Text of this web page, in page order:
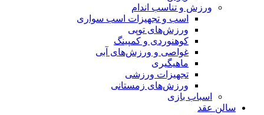
ورزش و تناسب اندام
اسب و تجهیزات اسب سواری
ورزش‌های توپی
کوهنوردی و کمپینگ
غواصی و ورزش‌های آبی
ماهیگیری
تجهیزات ورزشی
ورزش‌های زمستانی
اسباب‌ بازی
سالن عقد